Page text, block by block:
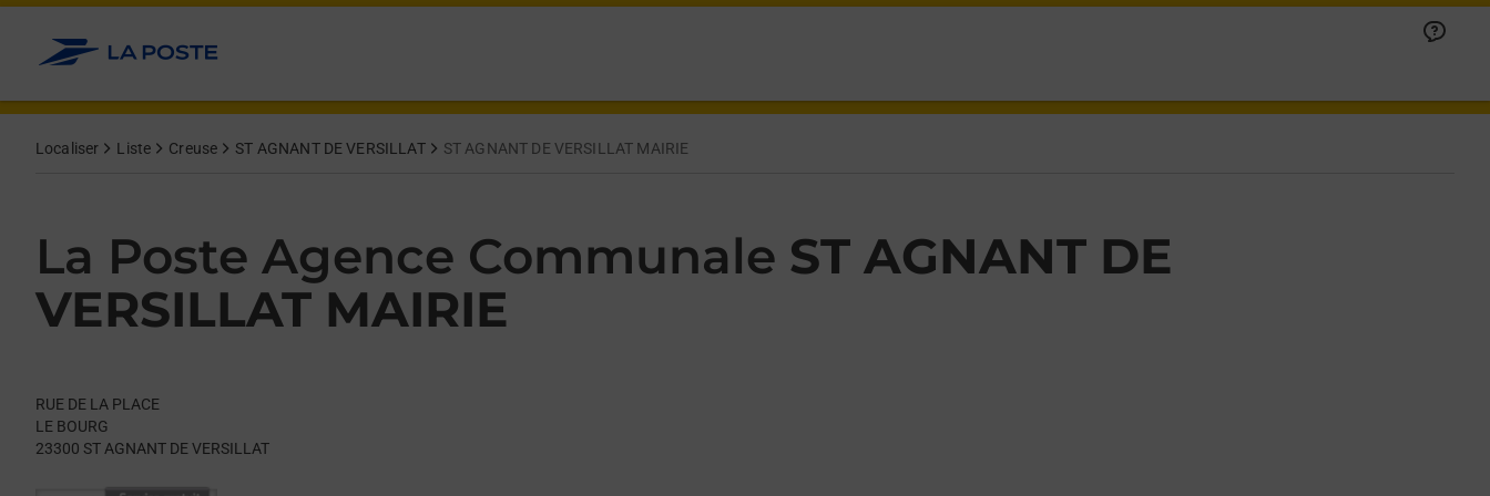
Allez au contenu
Localiser Liste Creuse ST AGNANT DE VERSILLAT ST AGNANT DE VERSILLAT MAIRIE
La Poste Agence Communale ST AGNANT DE
VERSILLAT MAIRIE
RUE DE LA PLACE
LE BOURG
23300 ST AGNANT DE VERSILLAT
Day of the WeekHours
Get directions to La Poste Agence Communale at RUE DE LA PLACE ST AGNANT DE VERSILLAT,
lien s'ouvre dans un nouvel onglet